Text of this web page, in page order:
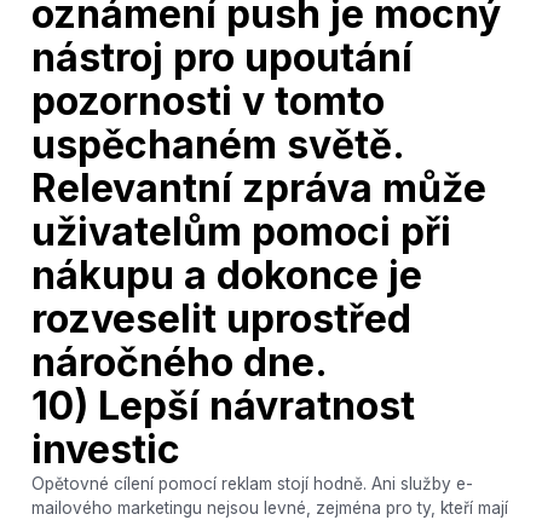
oznámení push je mocný
nástroj pro upoutání
pozornosti v tomto
uspěchaném světě.
Relevantní zpráva může
uživatelům pomoci při
nákupu a dokonce je
rozveselit uprostřed
náročného dne.
10) Lepší návratnost
investic
Opětovné cílení pomocí reklam stojí hodně. Ani služby e-
mailového marketingu nejsou levné, zejména pro ty, kteří mají